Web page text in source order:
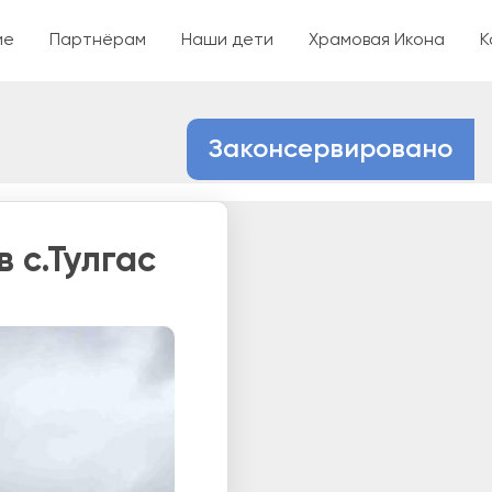
Партнёрам Наши дети Храмовая Икона
Законсервировано